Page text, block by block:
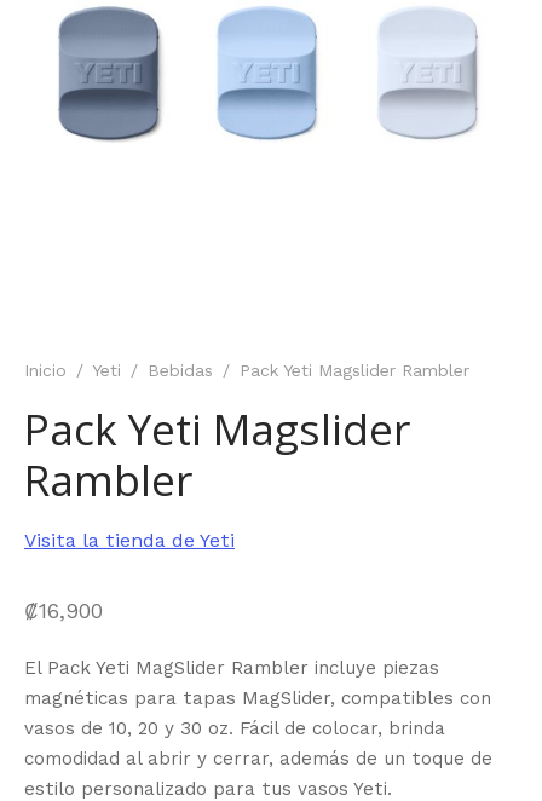
Inicio / Yeti / Bebidas / Pack Yeti Magslider Rambler
Pack Yeti Magslider
Rambler
Visita la tienda de Yeti
₡16,900
El Pack Yeti MagSlider Rambler incluye piezas
magnéticas para tapas MagSlider, compatibles con
vasos de 10, 20 y 30 oz. Fácil de colocar, brinda
comodidad al abrir y cerrar, además de un toque de
estilo personalizado para tus vasos Yeti.